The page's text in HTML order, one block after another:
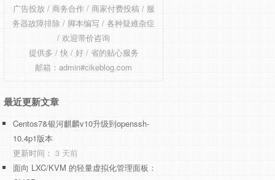
广告投放 / 商务合作 / 商家付费投稿 / 服
务器故障排除 / 脚本编写 / 各种疑难杂症
/ 欢迎带价咨询
提供多 / 快 / 好 / 省的贴心服务
邮箱：admin#cikeblog.com
最近更新文章
Centos7&银河麒麟v10升级到openssh-
10.4p1版本
更新时间： 3 天前
面向 LXC/KVM 的轻量虚拟化管理面板：